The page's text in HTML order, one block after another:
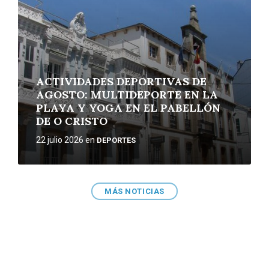
ACTIVIDADES DEPORTIVAS DE
AGOSTO: MULTIDEPORTE EN LA
PLAYA Y YOGA EN EL PABELLÓN
DE O CRISTO
22 julio 2026 en DEPORTES
MÁS NOTICIAS